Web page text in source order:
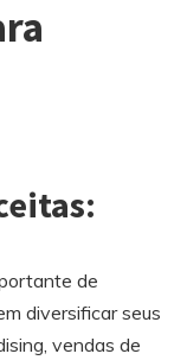
de
diversificar seus
vendas de